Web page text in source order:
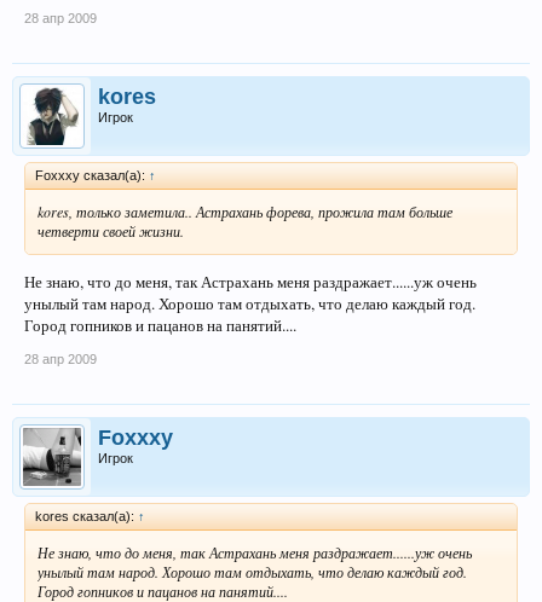
28 апр 2009
kores
Игрок
Foxxxy сказал(а): ↑
kores, только заметила.. Астрахань форева, прожила там больше
четверти своей жизни.
Не знаю, что до меня, так Астрахань меня раздражает......уж очень
унылый там народ. Хорошо там отдыхать, что делаю каждый год.
Город гопников и пацанов на панятий....
28 апр 2009
Foxxxy
Игрок
kores сказал(а): ↑
Не знаю, что до меня, так Астрахань меня раздражает......уж очень
унылый там народ. Хорошо там отдыхать, что делаю каждый год.
Город гопников и пацанов на панятий....